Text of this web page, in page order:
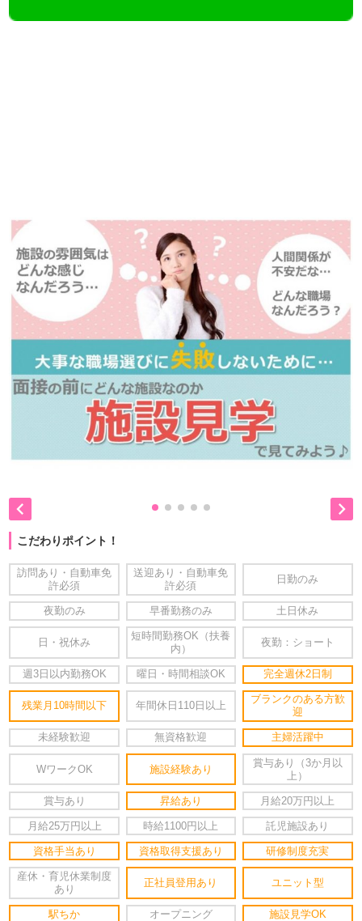
 
こだわりポイント！
訪問あり・自動車免
許必須
送迎あり・自動車免
許必須
日勤のみ
夜勤のみ 早番勤務のみ 土日休み
日・祝休み
短時間勤務OK（扶養
内）
夜勤：ショート
週3日以内勤務OK 曜日・時間相談OK 完全週休2日制
残業月10時間以下 年間休日110日以上
ブランクのある方歓
迎
未経験歓迎 無資格歓迎 主婦活躍中
WワークOK 施設経験あり
賞与あり（3か月以
上）
賞与あり 昇給あり 月給20万円以上
月給25万円以上 時給1100円以上 託児施設あり
資格手当あり 資格取得支援あり 研修制度充実
産休・育児休業制度
あり
正社員登用あり ユニット型
駅ちか オープニング 施設見学OK